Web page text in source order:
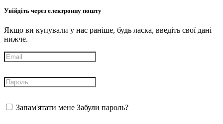
Увійдіть через електронну пошту
Якщо ви купували у нас раніше, будь ласка, введіть свої дані
нижче.
Запам'ятати мене Забули пароль?